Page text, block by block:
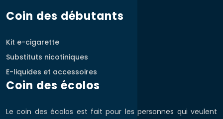
Coin des débutants
Kit e-cigarette
Substituts nicotiniques
E-liquides et accessoires
Coin des écolos
Le coin des écolos est fait pour les personnes qui veulent